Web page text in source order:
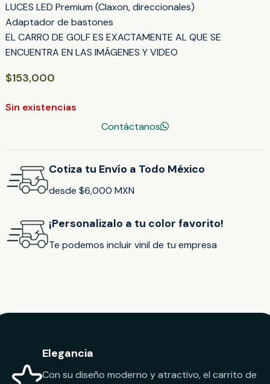
LUCES LED Premium (Claxon, direccionales)
Adaptador de bastones
EL CARRO DE GOLF ES EXACTAMENTE AL QUE SE
ENCUENTRA EN LAS IMÁGENES Y VIDEO
$153,000
Sin existencias
Contáctanos
Cotiza tu Envío a Todo México
desde $6,000 MXN
¡Personalizalo a tu color favorito!
Te podemos incluir vinil de tu empresa
Elegancia
Con su diseño moderno y atractivo, el carrito de